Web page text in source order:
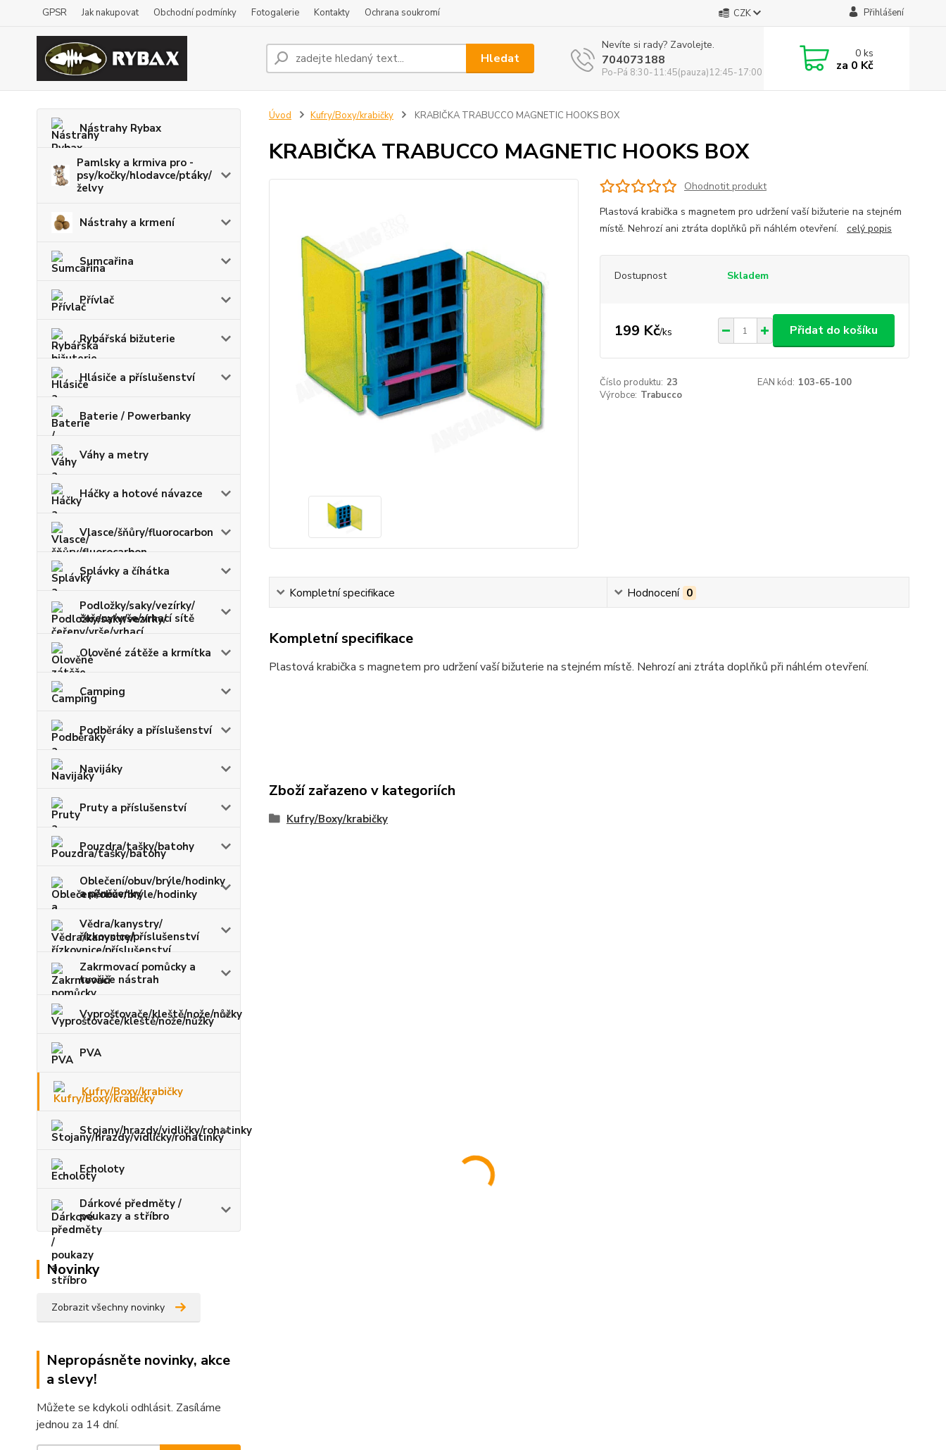
GPSR Jak nakupovat Obchodní podmínky Fotogalerie Kontakty Ochrana soukromí CZK Přihlášení
Hledat
Nevíte si rady? Zavolejte.
704073188
Po-Pá 8:30-11:45(pauza)12:45-17:00
0ks
za 0 Kč
Nástrahy Rybax
Pamlsky a krmiva pro -
psy/kočky/hlodavce/ptáky/
želvy
Nástrahy a krmení
Sumcařina
Přívlač
Rybářská bižuterie
Hlásiče a příslušenství
Baterie / Powerbanky
Váhy a metry
Háčky a hotové návazce
Vlasce/šňůry/fluorocarbon
Splávky a číhátka
Podložky/saky/vezírky/
čeřeny/vrše/vrhací sítě
Olověné zátěže a krmítka
Camping
Podběráky a příslušenství
Navijáky
Pruty a příslušenství
Pouzdra/tašky/batohy
Oblečení/obuv/brýle/hodinky
a pěněženky
Vědra/kanystry/
řízkovnice/příslušenství
Zakrmovací pomůcky a
tvořiče nástrah
Vyprošťovače/kleště/nože/nůžky
PVA
Kufry/Boxy/krabičky
Stojany/hrazdy/vidličky/rohatinky
Echoloty
Dárkové předměty /
poukazy a stříbro
Novinky
Zobrazit všechny novinky
Nepropásněte novinky, akce
a slevy!
Můžete se kdykoli odhlásit. Zasíláme
jednou za 14 dní.
Úvod Kufry/Boxy/krabičky KRABIČKA TRABUCCO MAGNETIC HOOKS BOX
KRABIČKA TRABUCCO MAGNETIC HOOKS BOX
Ohodnotit produkt
Plastová krabička s magnetem pro udržení vaší bižuterie na stejném
místě. Nehrozí ani ztráta doplňků při náhlém otevření. celý popis
Dostupnost Skladem
199 Kč/ks Přidat do košíku
Číslo produktu: 23 EAN kód: 103-65-100
Výrobce: Trabucco
Kompletní specifikace Hodnocení 0
Kompletní specifikace
Plastová krabička s magnetem pro udržení vaší bižuterie na stejném místě. Nehrozí ani ztráta doplňků při náhlém otevření.
Zboží zařazeno v kategoriích
Kufry/Boxy/krabičky